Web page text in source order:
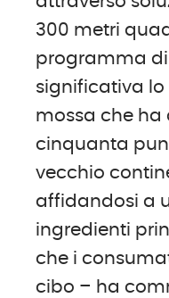
300 metri
programma
significativa lo
mossa che ha
cinquanta
vecchio
affidandosi a
ingredienti
che i
cibo – ha